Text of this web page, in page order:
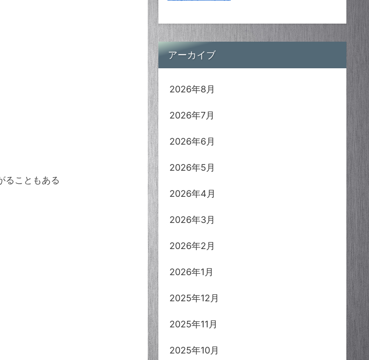
ることもある
アーカイブ
2026年8月
2026年7月
2026年6月
2026年5月
2026年4月
2026年3月
2026年2月
2026年1月
2025年12月
2025年11月
2025年10月